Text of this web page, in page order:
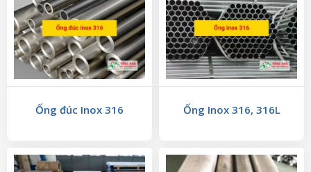
Ống đúc Inox 316 Ống Inox 316, 316L